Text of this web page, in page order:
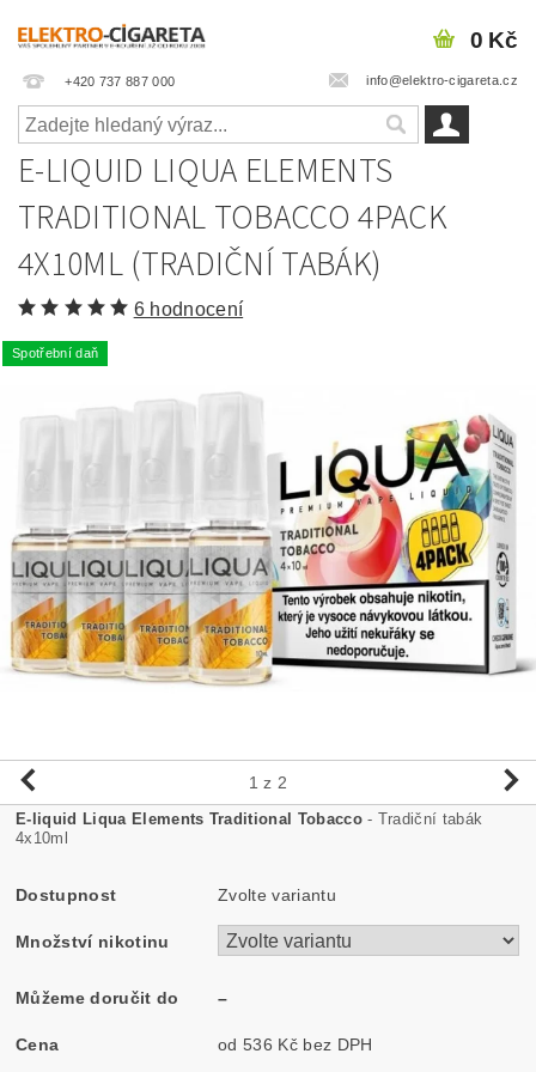
+420 737 887 000 info@elektro-cigareta.cz
0 Kč
E-LIQUID LIQUA ELEMENTS
TRADITIONAL TOBACCO 4PACK
4X10ML (TRADIČNÍ TABÁK)
6 hodnocení
Spotřební daň
1 z 2
E-liquid Liqua Elements Traditional Tobacco- Tradiční tabák
4x10ml
Dostupnost Zvolte variantu
Množství nikotinu
Můžeme doručit do –
Cena od 536 Kč bez DPH